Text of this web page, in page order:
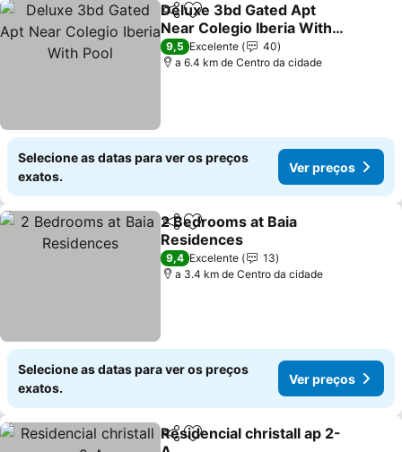
PartilharAdicionar aos favoritos
Deluxe 3bd Gated Apt
Near Colegio Iberia With
Pool
Ver preços
9,5 Excelente
40
a 6.4 km de Centro da cidade
Selecione as datas para ver os preços
exatos.
Ver preços
PartilharAdicionar aos favoritos
2 Bedrooms at Baia
Residences
Ver preços
9,4 Excelente
13
a 3.4 km de Centro da cidade
Selecione as datas para ver os preços
exatos.
Ver preços
PartilharAdicionar aos favoritos
Residencial christall ap 2-